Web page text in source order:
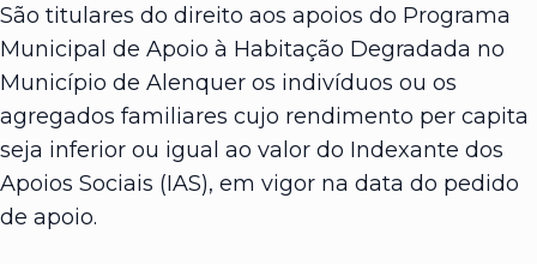
São titulares do direito aos apoios do Programa
Municipal de Apoio à Habitação Degradada no
Município de Alenquer os indivíduos ou os
agregados familiares cujo rendimento per capita
seja inferior ou igual ao valor do Indexante dos
Apoios Sociais (IAS), em vigor na data do pedido
de apoio.